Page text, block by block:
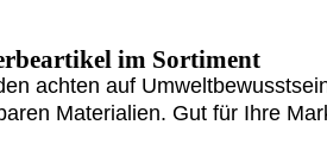
im Sortiment
achten auf
Materialien. Gut für Ihre